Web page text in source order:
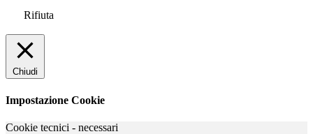
Rifiuta
Chiudi
Impostazione Cookie
Cookie tecnici - necessari